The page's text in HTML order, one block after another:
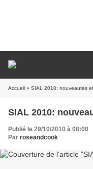
Accueil » SIAL 2010: nouveautés
SIAL 2010:
Publié le 29/10/2010 à 08:00
Par roseandcook